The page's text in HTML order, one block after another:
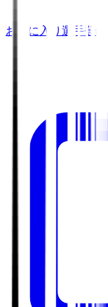
お気に入り選手登録